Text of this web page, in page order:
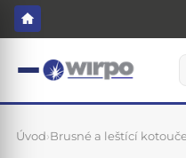
Úvod›Brusné a leštící kotouče